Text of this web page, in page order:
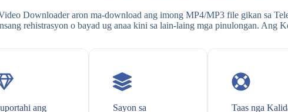
Downloader aron ma-download ang imong MP4/MP3 file gikan sa
rehistrasyon o bayad ug anaa kini sa lain-laing mga pinulongan.
ang
Sayon sa
Taas nga